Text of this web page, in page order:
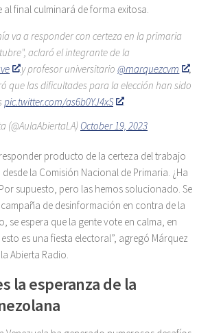
final culminará de forma exitosa.
va a responder con certeza en la primaria
aclaró el integrante de la
y profesor universitario@marquezcvm
,
que las dificultades para la elección han sido
pic.twitter.com/as6b0YJ4xS
(@AulaAbiertaLA) October 19, 2023
producto de la certeza del trabajo
la Comisión Nacional de Primaria. ¿Ha
supuesto, pero las hemos solucionado. Se
de desinformación en contra de la
se espera que la gente vote en calma, en
es una fiesta electoral”, agregó Márquez
Abierta Radio.
la esperanza de la